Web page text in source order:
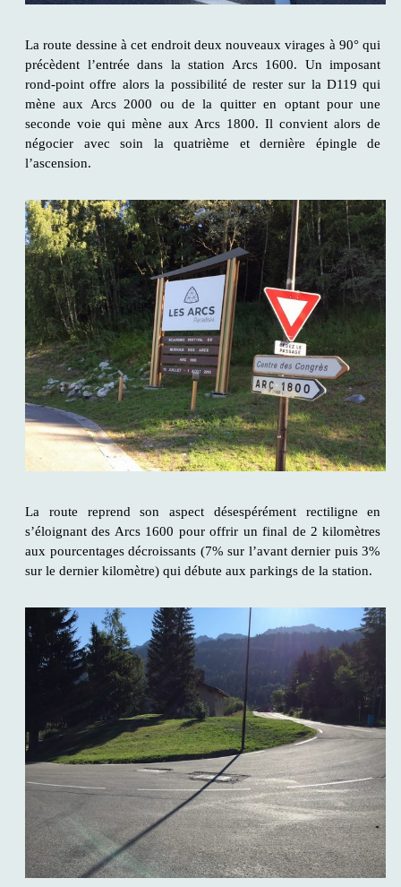
La route dessine à cet endroit deux nouveaux virages à 90° qui
précèdent l’entrée dans la station Arcs 1600. Un imposant
rond-point offre alors la possibilité de rester sur la D119 qui
mène aux Arcs 2000 ou de la quitter en optant pour une
seconde voie qui mène aux Arcs 1800. Il convient alors de
négocier avec soin la quatrième et dernière épingle de
l’ascension.
La route reprend son aspect désespérément rectiligne en
s’éloignant des Arcs 1600 pour offrir un final de 2 kilomètres
aux pourcentages décroissants (7% sur l’avant dernier puis 3%
sur le dernier kilomètre) qui débute aux parkings de la station.